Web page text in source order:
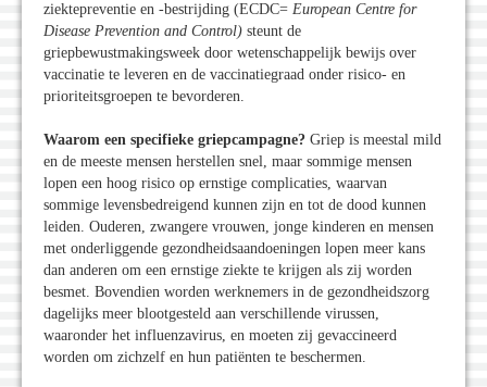
ziektepreventie en -bestrijding (ECDC= European Centre for
Disease Prevention and Control) steunt de
griepbewustmakingsweek door wetenschappelijk bewijs over
vaccinatie te leveren en de vaccinatiegraad onder risico- en
prioriteitsgroepen te bevorderen.
Waarom een specifieke griepcampagne? Griep is meestal mild
en de meeste mensen herstellen snel, maar sommige mensen
lopen een hoog risico op ernstige complicaties, waarvan
sommige levensbedreigend kunnen zijn en tot de dood kunnen
leiden. Ouderen, zwangere vrouwen, jonge kinderen en mensen
met onderliggende gezondheidsaandoeningen lopen meer kans
dan anderen om een ernstige ziekte te krijgen als zij worden
besmet. Bovendien worden werknemers in de gezondheidszorg
dagelijks meer blootgesteld aan verschillende virussen,
waaronder het influenzavirus, en moeten zij gevaccineerd
worden om zichzelf en hun patiënten te beschermen.